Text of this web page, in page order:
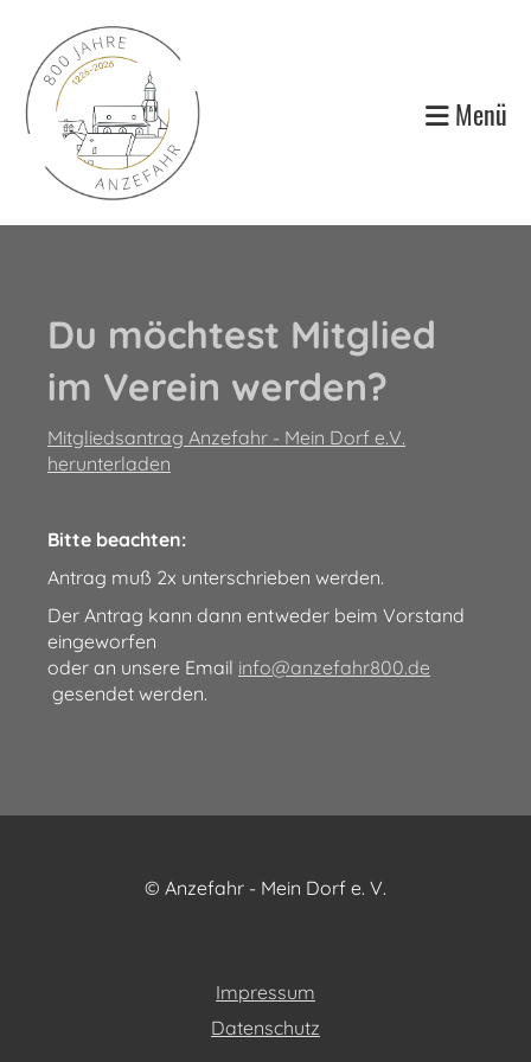
Menü
Du möchtest Mitglied
im Verein werden?
Mitgliedsantrag Anzefahr - Mein Dorf e.V.
herunterladen
Bitte beachten:
Antrag muß 2x unterschrieben werden.
Der Antrag kann dann entweder beim Vorstand
eingeworfen
oder an unsere Email info@anzefahr800.de
gesendet werden.
© Anzefahr - Mein Dorf e. V.
Impressum
Datenschutz